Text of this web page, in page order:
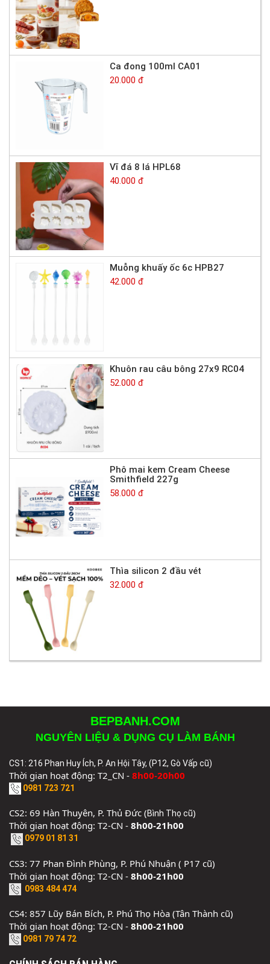
Ca đong 100ml CA01
20.000 đ
Vĩ đá 8 lá HPL68
40.000 đ
Muỗng khuấy ốc 6c HPB27
42.000 đ
Khuôn rau câu bông 27x9 RC04
52.000 đ
Phô mai kem Cream Cheese
Smithfield 227g
58.000 đ
Thìa silicon 2 đầu vét
32.000 đ
BEPBANH.COM
NGUYÊN LIỆU & DỤNG CỤ LÀM BÁNH
CS1: 216 Phan Huy Ích, P. An Hội Tây, (P12, Gò Vấp cũ)
Thời gian hoạt động: T2_CN - 8h00-20h00
0981 723 721
CS2: 69 Hàn Thuyên, P. Thủ Đức (Bình Thọ cũ)
Thời gian hoạt động: T2-CN - 8h00-21h00
0979 01 81 31
CS3: 77 Phan Đình Phùng, P. Phú Nhuận ( P17 cũ)
Thời gian hoạt động: T2-CN - 8h00-21h00
0983 484 474
CS4: 857 Lũy Bán Bích, P. Phú Thọ Hòa (Tân Thành cũ)
Thời gian hoạt động: T2-CN - 8h00-21h00
0981 79 74 72